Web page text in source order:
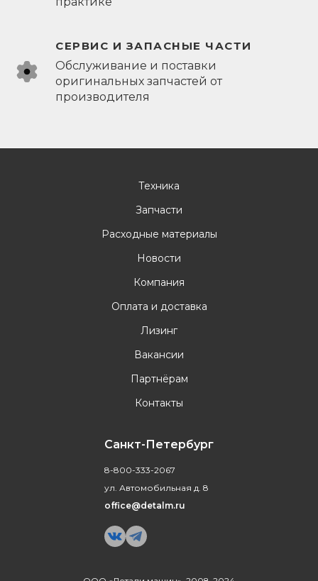
СЕРВИС И ЗАПАСНЫЕ ЧАСТИ
Обслуживание и поставки
оригинальных запчастей от
производителя
Техника
Запчасти
Расходные материалы
Новости
Компания
Оплата и доставка
Лизинг
Вакансии
Партнёрам
Контакты
Санкт-Петербург
8-800-333-2067
ул. Автомобильная д. 8
office@detalm.ru